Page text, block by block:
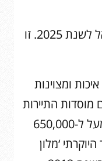
למלון הבוטיק הטוב בישראל לשנת 2025. זו
ומצוינות
נבחרים מוסדות התיירות
המובילים בעולם על ידי אנשי מקצוע וצרכנים מתחום התיירות עם מעל ל-650,000
‘מלון